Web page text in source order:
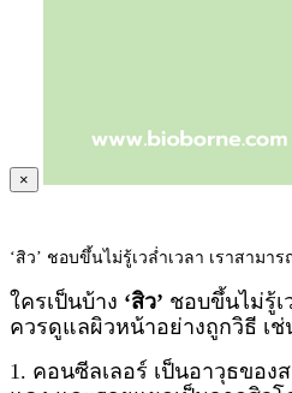
×
‘สิว’ ชอบขึ้นไม่รู้เวล่ำเวลา เราสามาร
ใครเป็นบ้าง ‘สิว’ ชอบขึ้นไม่รู้
ควรดูแลผิวหน้าอย่างถูกวิธี เ
1. คอนซีลเลอร์ เป็นอาวุธขอ